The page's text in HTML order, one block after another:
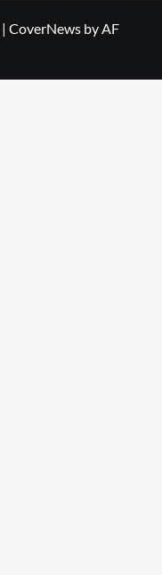
| CoverNews by AF